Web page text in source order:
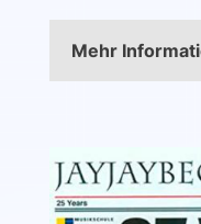
Mehr